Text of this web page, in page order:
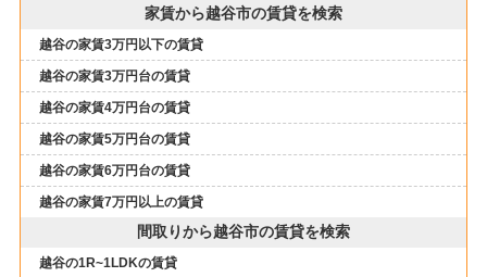
家賃から越谷市の賃貸を検索
越谷の家賃3万円以下の賃貸
越谷の家賃3万円台の賃貸
越谷の家賃4万円台の賃貸
越谷の家賃5万円台の賃貸
越谷の家賃6万円台の賃貸
越谷の家賃7万円以上の賃貸
間取りから越谷市の賃貸を検索
越谷の1R~1LDKの賃貸